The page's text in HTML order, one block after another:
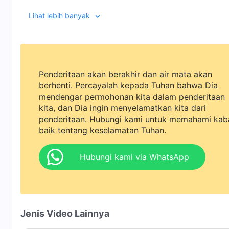
Lihat lebih banyak
Penderitaan akan berakhir dan air mata akan
berhenti. Percayalah kepada Tuhan bahwa Dia
mendengar permohonan kita dalam penderitaan
kita, dan Dia ingin menyelamatkan kita dari
penderitaan. Hubungi kami untuk memahami
baik tentang keselamatan Tuhan.
Hubungi kami via WhatsApp
Jenis Video Lainnya